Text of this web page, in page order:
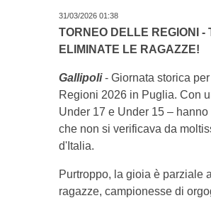
31/03/2026 01:38
TORNEO DELLE REGIONI
ELIMINATE LE RAGAZZE!
Gallipoli- Giornata storica
Regioni 2026 in Puglia. Con
Under 17 e Under 15 –
che non si verificava da
d'Italia.
Purtroppo, la gioia è parziale
ragazze, campionesse di